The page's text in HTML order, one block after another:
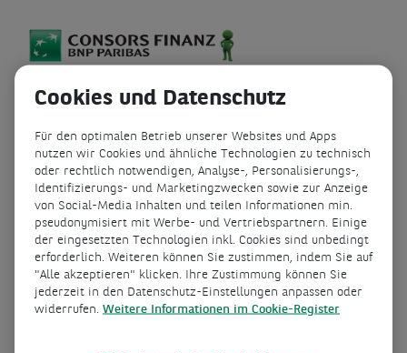
Bitte geben Sie Ihre Kontonummer ein, um Ihr
Onlinebanking-Passwort in wenigen Schritten
zurückzusetzen.
Kontonummer
Cookies und Datenschutz
Für den optimalen Betrieb unserer Websites und Apps
nutzen wir Cookies und ähnliche Technologien zu technisch
oder rechtlich notwendigen, Analyse-, Personalisierungs-,
Identifizierungs- und Marketingzwecken sowie zur Anzeige
von Social-Media Inhalten und teilen Informationen min.
pseudonymisiert mit Werbe- und Vertriebspartnern. Einige
der eingesetzten Technologien inkl. Cookies sind unbedingt
erforderlich. Weiteren können Sie zustimmen, indem Sie auf
"Alle akzeptieren" klicken. Ihre Zustimmung können Sie
jederzeit in den Datenschutz-Einstellungen anpassen oder
widerrufen. Weitere Informationen im Cookie-Register